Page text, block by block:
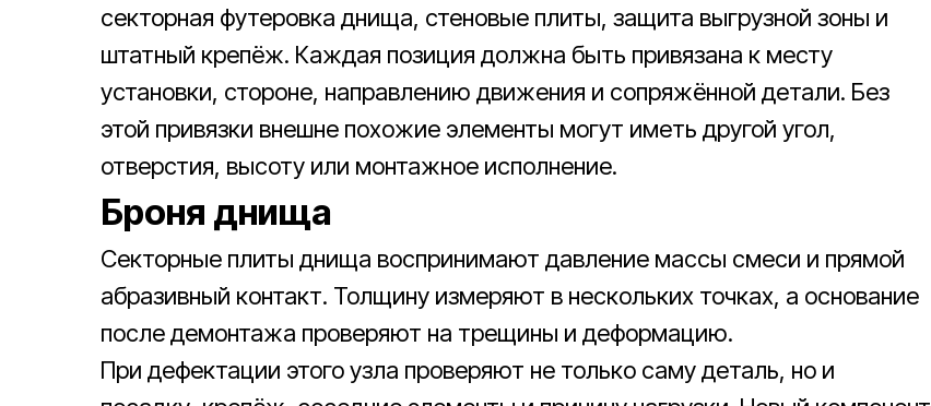
секторная футеровка днища, стеновые плиты, защита выгрузной зоны и
штатный крепёж. Каждая позиция должна быть привязана к месту
установки, стороне, направлению движения и сопряжённой детали. Без
этой привязки внешне похожие элементы могут иметь другой угол,
отверстия, высоту или монтажное исполнение.
Броня днища
Секторные плиты днища воспринимают давление массы смеси и прямой
абразивный контакт. Толщину измеряют в нескольких точках, а основание
после демонтажа проверяют на трещины и деформацию.
При дефектации этого узла проверяют не только саму деталь, но и